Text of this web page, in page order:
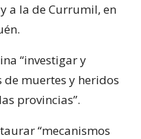
a la de Currumil, en
“investigar y
de muertes y heridos
provincias”.
“mecanismos